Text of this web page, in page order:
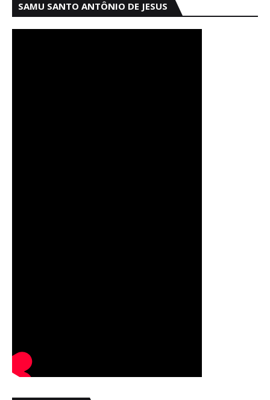
SAMU SANTO ANTÔNIO DE JESUS